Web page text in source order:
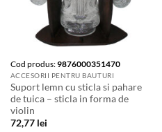
Cod produs:9876000351470
ACCESORII PENTRU BAUTURI
Suport lemn cu sticla si pahare
de tuica – sticla in forma de
violin
72,77 lei